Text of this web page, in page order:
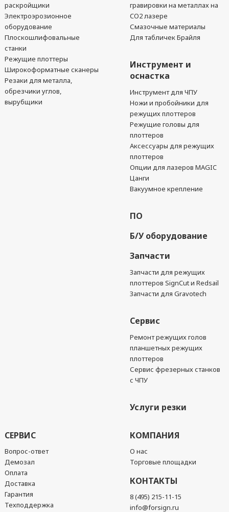
раскройщики
Электроэрозионное
оборудование
Плоскошлифовальные
станки
Режущие плоттеры
Широкоформатные сканеры
Резаки для металла,
обрезчики углов,
вырубщики
гравировки на металлах на
CO2 лазере
Смазочные материалы
Для табличек Брайля
Инструмент и
оснастка
Инструмент для ЧПУ
Ножи и пробойники для
режущих плоттеров
Режущие головы для
плоттеров
Аксессуары для режущих
плоттеров
Опции для лазеров MAGIC
Цанги
Вакуумное крепление
ПО
Б/У оборудование
Запчасти
Запчасти для режущих
плоттеров SignCut и Redsail
Запчасти для Gravotech
Сервис
Ремонт режущих голов
планшетных режущих
плоттеров
Сервис фрезерных станков
с ЧПУ
Услуги резки
СЕРВИС
Вопрос-ответ
Демозал
Оплата
Доставка
Гарантия
Техподдержка
КОМПАНИЯ
О нас
Торговые площадки
КОНТАКТЫ
8 (495) 215-11-15
info@forsign.ru